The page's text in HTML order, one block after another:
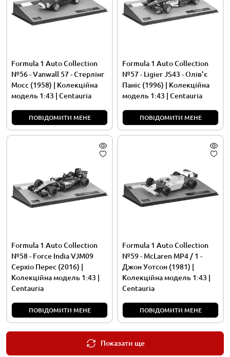
Formula 1 Auto Collection
№56 - Vanwall 57 - Стерлінг
Мосс (1958) | Колекційна
модель 1:43 | Centauria
ПОВІДОМИТИ МЕНЕ
Formula 1 Auto Collection
№57 - Ligier JS43 - Олів'є
Паніс (1996) | Колекційна
модель 1:43 | Centauria
ПОВІДОМИТИ МЕНЕ
Formula 1 Auto Collection
№58 - Force India VJM09
Серхіо Перес (2016) |
Колекційна модель 1:43 |
Centauria
ПОВІДОМИТИ МЕНЕ
Formula 1 Auto Collection
№59 - McLaren MP4 / 1 -
Джон Уотсон (1981) |
Колекційна модель 1:43 |
Centauria
ПОВІДОМИТИ МЕНЕ
Показати ще